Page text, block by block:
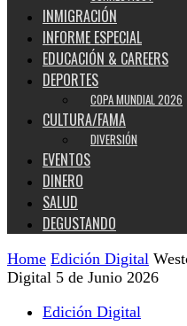
INMIGRACIÓN
INFORME ESPECIAL
EDUCACIÓN & CAREERS
DEPORTES
COPA MUNDIAL 2026
CULTURA/FAMA
DIVERSIÓN
EVENTOS
DINERO
SALUD
DEGUSTANDO
Home Edición Digital
Digital 5 de Junio 2026
Edición Digital